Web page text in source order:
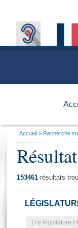
Vous
Accueil Recherche
153461 résultats
17e législature